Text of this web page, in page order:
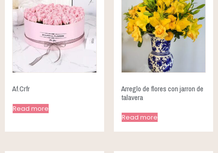
Af.Crfr
Read more
Arreglo de flores con jarron de
talavera
Read more